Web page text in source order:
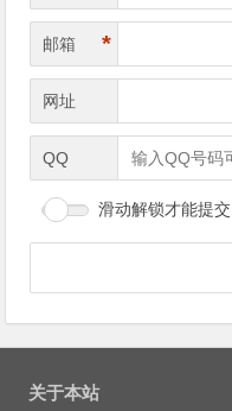
邮箱 *
网址
QQ
滑动解锁才能提交
关于本站